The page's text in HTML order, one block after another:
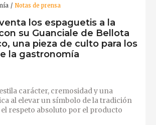
Notas de prensa
los espaguetis a la
su Guanciale de Bellota
una pieza de culto para los
la gastronomía
carácter, cremosidad y una
al elevar un símbolo de la tradición
respeto absoluto por el producto